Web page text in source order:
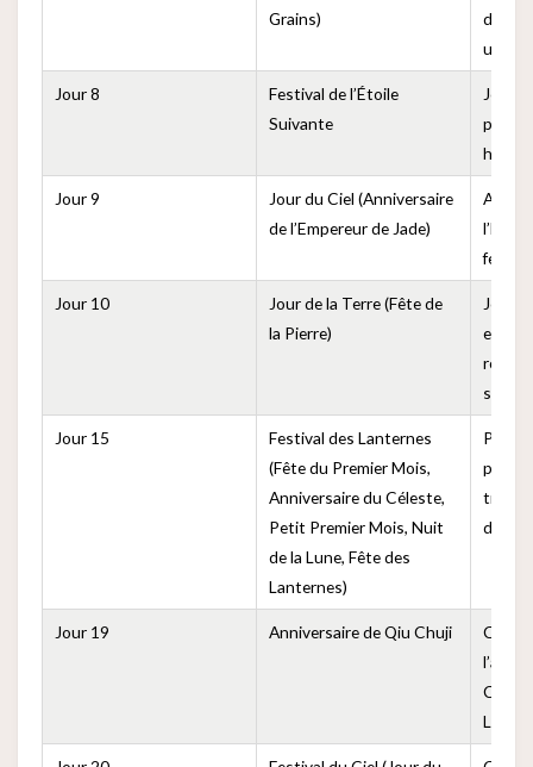
Grains)
des
une
Jour 8
Festival de l’Étoile
Suivante
Jour
paix
Jour 9
Jour du Ciel (Anniversaire
de l’Empereur de Jade)
Jour 10
Jour de la Terre (Fête de
la Pierre)
Jour
ses
Jour 15
Festival des Lanternes
(Fête du Premier Mois,
Anniversaire du Céleste,
Petit Premier Mois, Nuit
de la Lune, Fête des
Lanternes)
de
Jour 19 Anniversaire de Qiu Chuji
Chuji,